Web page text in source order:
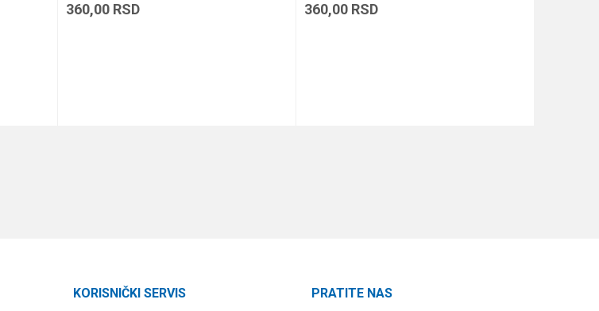
360,00 RSD 360,00 RSD
KORISNIČKI SERVIS PRATITE NAS